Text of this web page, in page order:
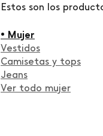
Estos son los
• Mujer
Vestidos
Camisetas y tops
Jeans
Ver todo mujer